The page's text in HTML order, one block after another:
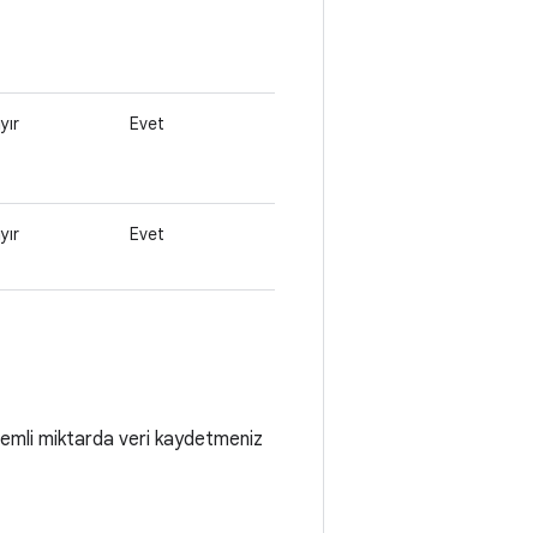
Evet
Evet
miktarda veri kaydetmeniz